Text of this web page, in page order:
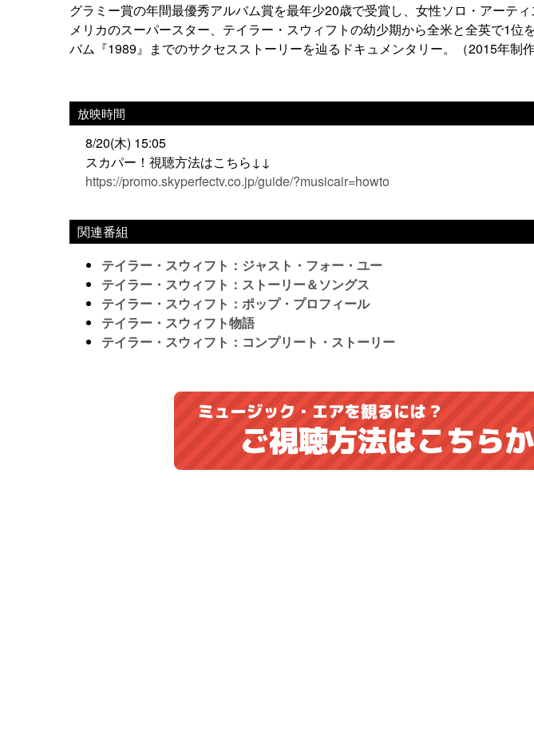
グラミー賞の年間最優秀アルバム賞を最年少20歳で受賞し、女性ソロ・アーテ
メリカのスーパースター、テイラー・スウィフトの幼少期から全米と全英で1位
バム『1989』までのサクセスストーリーを辿るドキュメンタリー。（2015年制作
放映時間
8/20(木) 15:05
スカパー！視聴方法はこちら↓↓
https://promo.skyperfectv.co.jp/guide/?musicair=howto
関連番組
テイラー・スウィフト：ジャスト・フォー・ユー
テイラー・スウィフト：ストーリー＆ソングス
テイラー・スウィフト：ポップ・プロフィール
テイラー・スウィフト物語
テイラー・スウィフト：コンプリート・ストーリー